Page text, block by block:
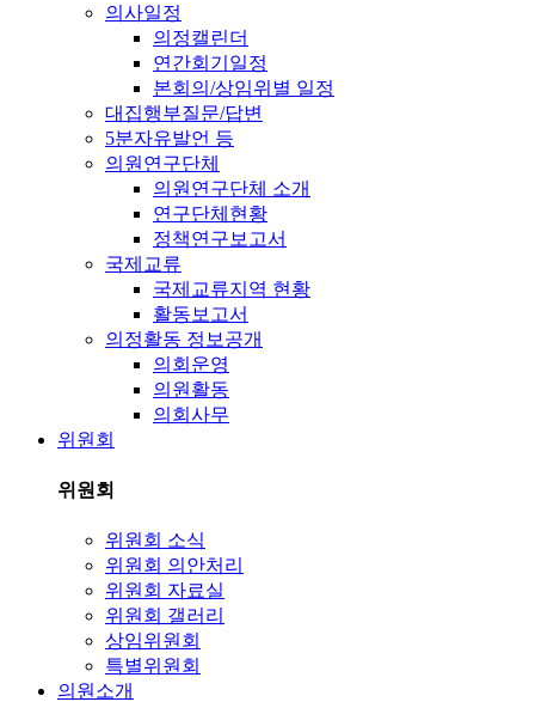
의사일정
의정캘린더
연간회기일정
본회의/상임위별 일정
대집행부질문/답변
5분자유발언 등
의원연구단체
의원연구단체 소개
연구단체현황
정책연구보고서
국제교류
국제교류지역 현황
활동보고서
의정활동 정보공개
의회운영
의원활동
의회사무
위원회
위원회
위원회 소식
위원회 의안처리
위원회 자료실
위원회 갤러리
상임위원회
특별위원회
의원소개